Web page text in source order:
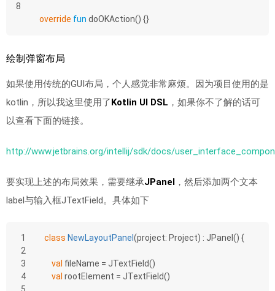
8
override fun doOKAction() {}
绘制弹窗布局
如果使用传统的GUI布局，个人感觉非常麻烦。因为项目使用的是
kotlin，所以我这里使用了Kotlin UI DSL ，如果你不了解的话可
以查看下面的链接。
http://www.jetbrains.org/intellij/sdk/docs/
要实现上述的布局效果，需要继承JPanel ，然后添加两个文本
label与输入框JTextField。具体如下
1
2
3
4
class NewLayoutPanel (project: Project) : JPanel() {
val fileName = JTextField()
val rootElement = JTextField()